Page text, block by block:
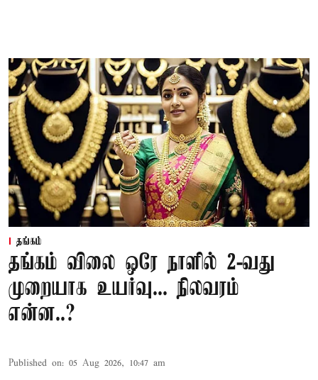
தங்கம்
தங்கம் விலை ஒரே நாளில் 2-வது
முறையாக உயர்வு... நிலவரம்
என்ன..?
Published on: 05 Aug 2026, 10:47 am